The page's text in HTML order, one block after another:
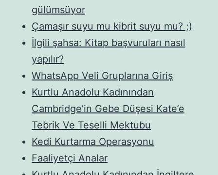
gülümsüyor
Çamaşır suyu mu kibrit suyu mu? ;)
İlgili şahsa: Kitap başvuruları nasıl
yapılır?
WhatsApp Veli Gruplarına Giriş
Kurtlu Anadolu Kadınından
Cambridge’in Gebe Düşesi Kate’e
Tebrik Ve Teselli Mektubu
Kedi Kurtarma Operasyonu
Faaliyetçi Analar